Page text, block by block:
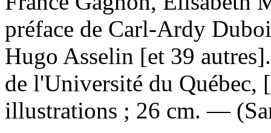
préface de Carl-Ardy
Hugo Asselin [et 39
de l'Université du
illustrations ; 26 cm. —